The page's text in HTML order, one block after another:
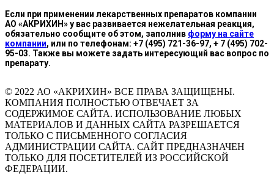
Если при применении лекарственных препаратов компании
АО «АКРИХИН» у вас развивается нежелательная реакция,
обязательно сообщите об этом, заполнив форму на сайте
компании, или по телефонам: +7 (495) 721-36-97, + 7 (495) 702-
95-03. Также вы можете задать интересующий вас вопрос по
препарату.
© 2022 АО «АКРИХИН» ВСЕ ПРАВА ЗАЩИЩЕНЫ.
КОМПАНИЯ ПОЛНОСТЬЮ ОТВЕЧАЕТ ЗА
СОДЕРЖИМОЕ САЙТА. ИСПОЛЬЗОВАНИЕ ЛЮБЫХ
МАТЕРИАЛОВ И ДАННЫХ САЙТА РАЗРЕШАЕТСЯ
ТОЛЬКО С ПИСЬМЕННОГО СОГЛАСИЯ
АДМИНИСТРАЦИИ САЙТА. САЙТ ПРЕДНАЗНАЧЕН
ТОЛЬКО ДЛЯ ПОСЕТИТЕЛЕЙ ИЗ РОССИЙСКОЙ
ФЕДЕРАЦИИ.